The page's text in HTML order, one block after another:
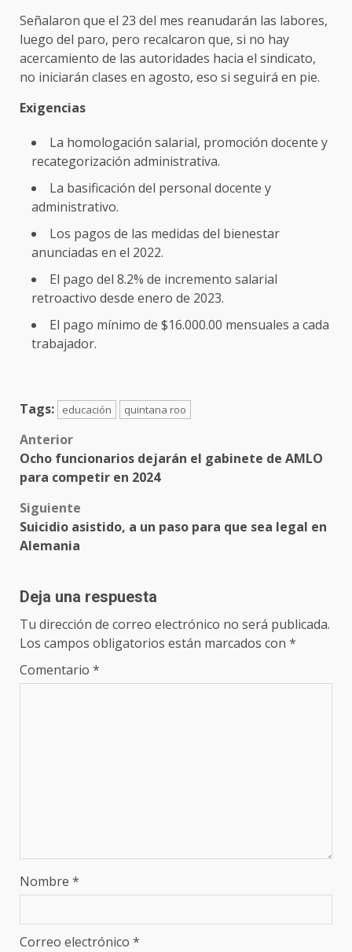
Señalaron que el 23 del mes reanudarán las labores,
luego del paro, pero recalcaron que, si no hay
acercamiento de las autoridades hacia el sindicato,
no iniciarán clases en agosto, eso si seguirá en pie.
Exigencias
La homologación salarial, promoción docente y
recategorización administrativa.
La basificación del personal docente y
administrativo.
Los pagos de las medidas del bienestar
anunciadas en el 2022.
El pago del 8.2% de incremento salarial
retroactivo desde enero de 2023.
El pago mínimo de $16.000.00 mensuales a cada
trabajador.
Tags: educación quintana roo
Post
navigation
Anterior
Ocho funcionarios dejarán el gabinete de AMLO
para competir en 2024
Siguiente
Suicidio asistido, a un paso para que sea legal en
Alemania
Deja una respuesta
Tu dirección de correo electrónico no será publicada.
Los campos obligatorios están marcados con *
Comentario *
Nombre *
Correo electrónico *